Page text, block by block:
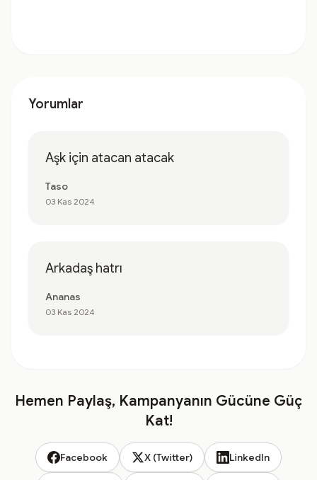
Yorumlar
Aşk için atacan atacak
Taso
03 Kas 2024
Arkadaş hatrı
Ananas
03 Kas 2024
Hemen Paylaş, Kampanyanın Gücüne Güç
Kat!
Facebook X (Twitter) LinkedIn